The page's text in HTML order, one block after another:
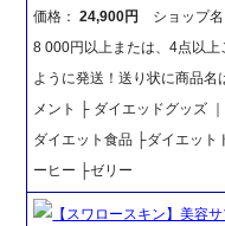
価格：24,900円
ショップ名
8 000円以上または、4点以
ように発送！送り状に商品名
メント ├ ダイエッドグッズ
ダイエット食品 ├ダイエット
ーヒー ├ゼリー
【スワロースキン】美容